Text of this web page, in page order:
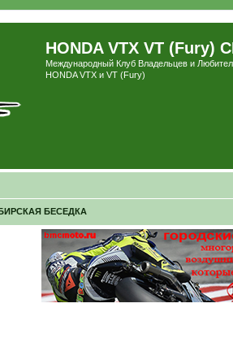
HONDA VTX VT (Fury)
Международный Клуб Владельцев и
HONDA VTX и VT (Fury)
БЕСЕДКА